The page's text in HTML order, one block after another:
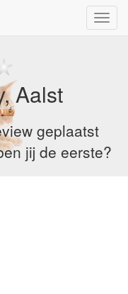
Aalst
geplaatst
jij de eerste?